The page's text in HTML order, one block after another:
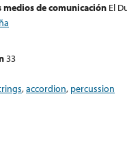
medios de comunicación El
33
,accordion, percussion